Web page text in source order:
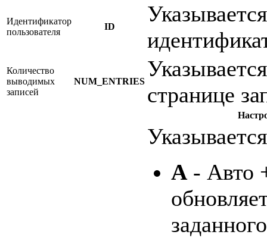
Идентификатор
пользователя
ID
Количество
выводимых
записей
NUM_ENTRIES
странице
A - Авто